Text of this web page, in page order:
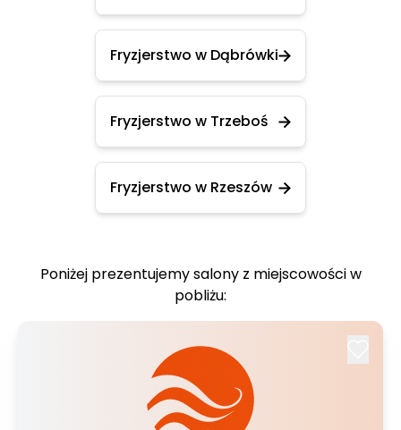
Fryzjerstwo w Dąbrówki
Fryzjerstwo w Trzeboś
Fryzjerstwo w Rzeszów
Poniżej prezentujemy salony z miejscowości w
pobliżu: